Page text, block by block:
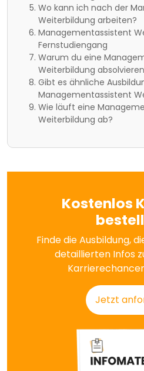
Wo kann ich nach der
Weiterbildung arbeiten?
Managementassistent
Fernstudiengang
Warum du eine
Weiterbildung
Gibt es ähnliche
Managementassistent
Wie läuft eine
Weiterbildung ab?
Kostenlos
Finde die Ausbildung,
detaillierten Infos
Jetzt